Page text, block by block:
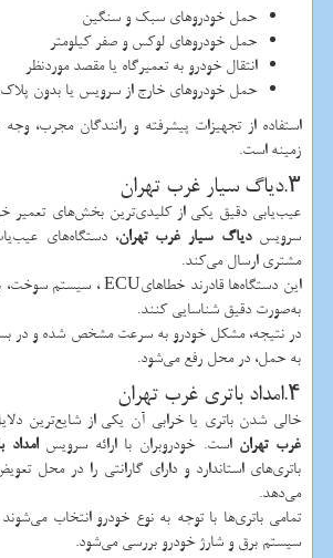
حمل خودروهای سبک و سنگین
حمل خودروهای لوکس و صفر کیلومتر
انتقال خودرو به تعمیرگاه یا مقصد موردنظر
حمل خودروهای خارج از سرویس یا بدون پلاک
استفاده از تجهیزات پیشرفته و رانندگان مجرب، وجه
زمینه است.
۳.دیاگ سیار غرب تهران
عیب‌یابی دقیق یکی از کلیدی‌ترین بخش‌های تعمیر
سرویسدیاگ سیار غرب تهران، دستگاه‌های
مشتری ارسال می‌کند.
این دستگاه‌ها قادرند خطاهایECU، سیستم سوخت،
به‌صورت دقیق شناسایی کنند.
در نتیجه، مشکل خودرو به سرعت مشخص شده و در
به حمل، در محل رفع می‌شود.
۴.امداد باتری غرب تهران
خالی شدن باتری یا خرابی آن یکی از شایع‌ترین
غرب تهران است. خودروبران با ارائه سرویس
باتری‌های استاندارد و دارای گارانتی را در محل
می‌دهد.
تمامی باتری‌ها با توجه به نوع خودرو انتخاب
سیستم برق و شارژ خودرو بررسی می‌شود.